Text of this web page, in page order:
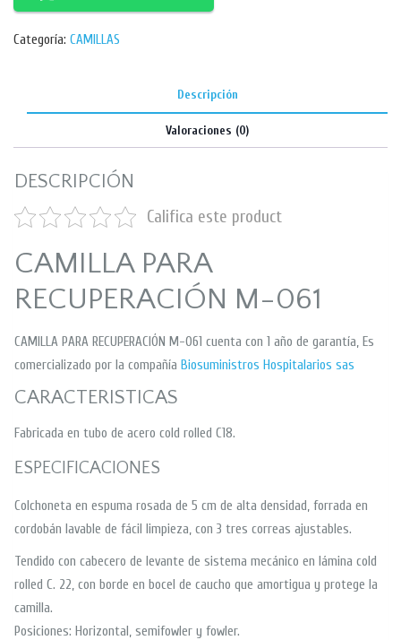
Categoría: CAMILLAS
Descripción
Valoraciones (0)
DESCRIPCIÓN
Califica este product
CAMILLA PARA
RECUPERACIÓN M-061
CAMILLA PARA RECUPERACIÓN M-061 cuenta con 1 año de garantía, Es
comercializado por la compañía Biosuministros Hospitalarios sas
CARACTERISTICAS
Fabricada en tubo de acero cold rolled C18.
ESPECIFICACIONES
Colchoneta en espuma rosada de 5 cm de alta densidad, forrada en
cordobán lavable de fácil limpieza, con 3 tres correas ajustables.
Tendido con cabecero de levante de sistema mecánico en lámina cold
rolled C. 22, con borde en bocel de caucho que amortigua y protege la
camilla.
Posiciones: Horizontal, semifowler y fowler.